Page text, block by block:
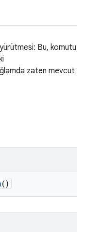
Bu, komutu
zaten mevcut
()